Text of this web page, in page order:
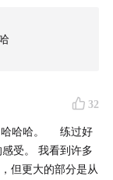
的小众运动，
充斥我们的工
。
32
哈哈哈。 练过好
受。 我看到许多
但更大的部分是从